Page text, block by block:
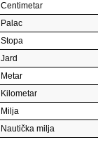
Centimetar
Palac
Stopa
Jard
Metar
Kilometar
Milja
Nautička milja